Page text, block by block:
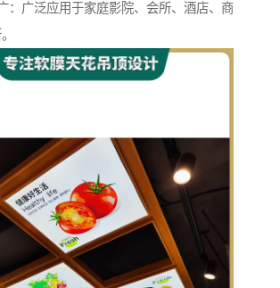
：广泛应用于家庭影院、会所、酒店、商